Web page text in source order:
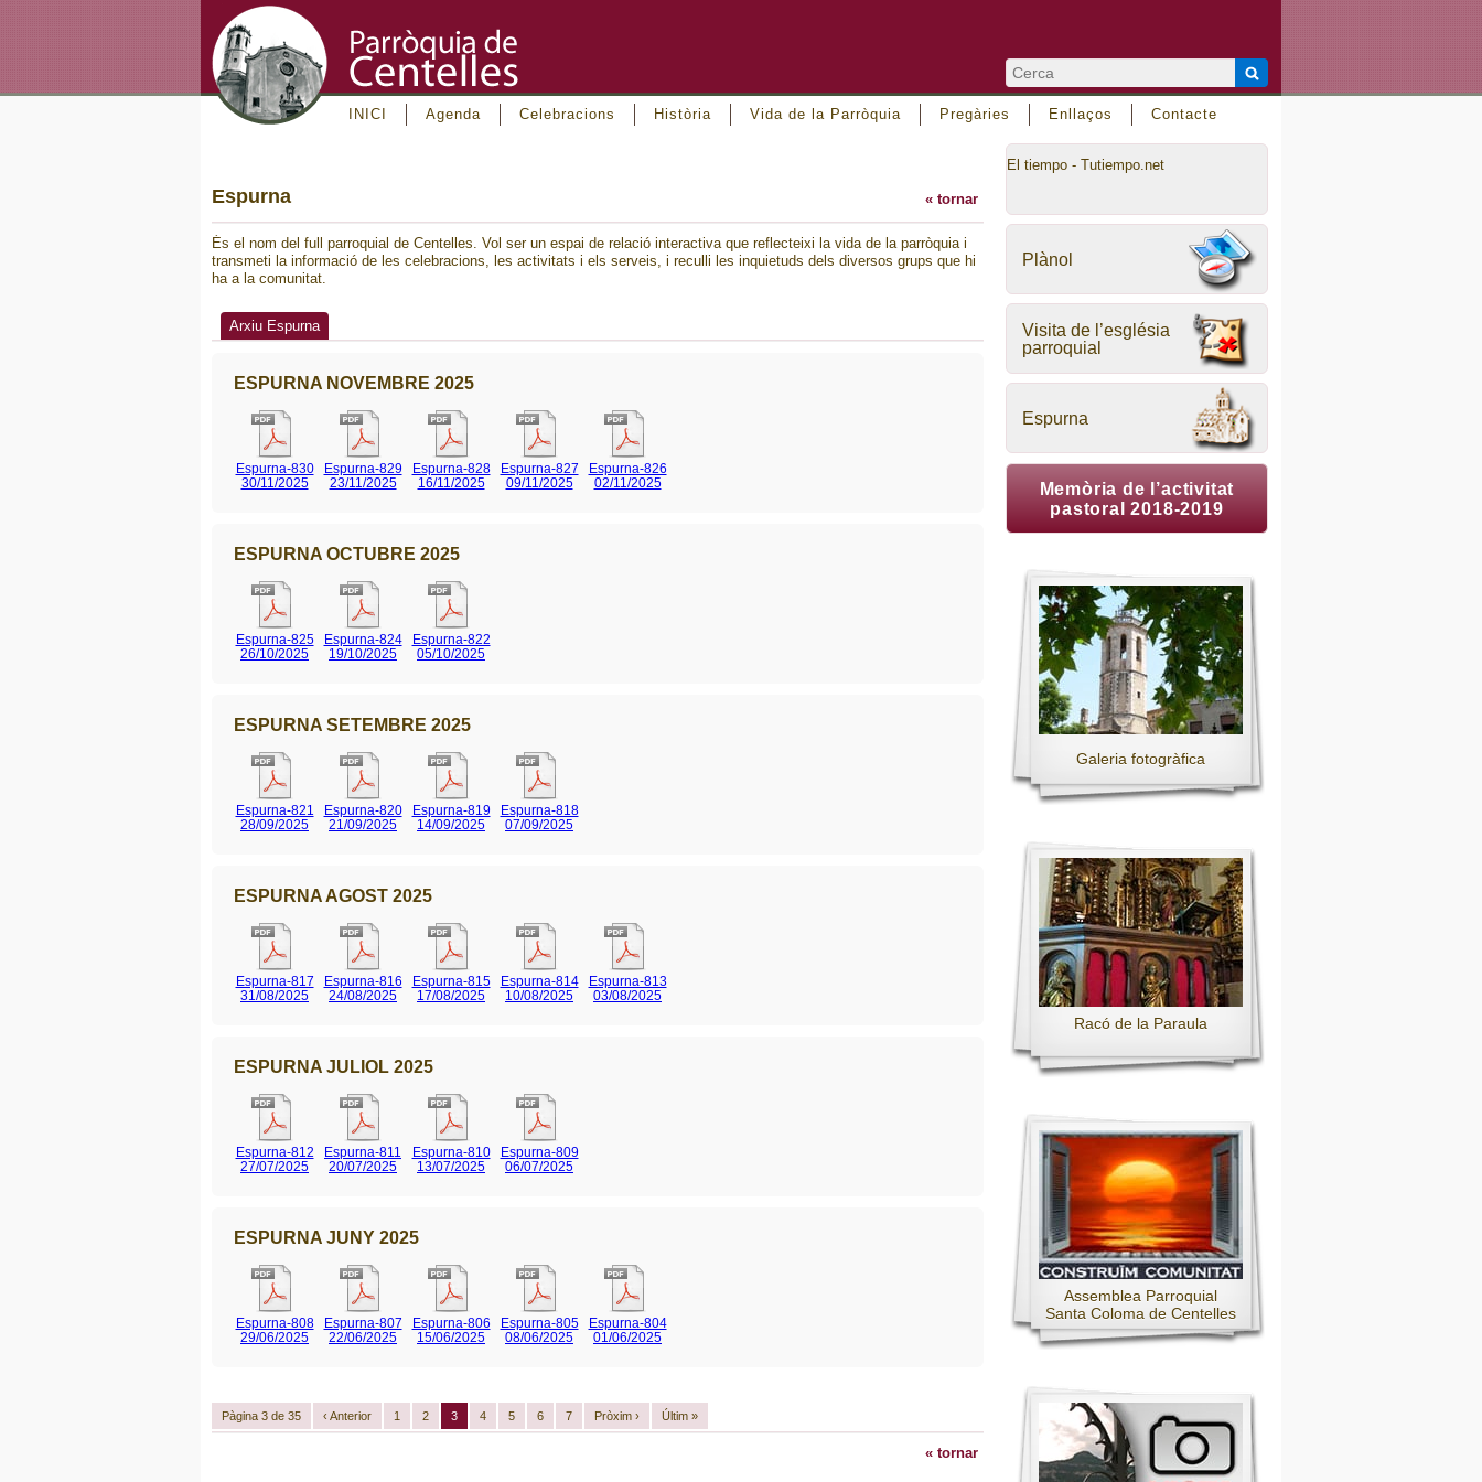
INICI Agenda Celebracions Història Vida de la Parròquia Pregàries Enllaços Contacte
Espurna « tornar
És el nom del full parroquial de Centelles. Vol ser un espai de relació interactiva que reflecteixi la vida de la parròquia i
transmeti la informació de les celebracions, les activitats i els serveis, i reculli les inquietuds dels diversos grups que hi
ha a la comunitat.
Arxiu Espurna
ESPURNA NOVEMBRE 2025
Espurna-830
30/11/2025
Espurna-829
23/11/2025
Espurna-828
16/11/2025
Espurna-827
09/11/2025
Espurna-826
02/11/2025
ESPURNA OCTUBRE 2025
Espurna-825
26/10/2025
Espurna-824
19/10/2025
Espurna-822
05/10/2025
ESPURNA SETEMBRE 2025
Espurna-821
28/09/2025
Espurna-820
21/09/2025
Espurna-819
14/09/2025
Espurna-818
07/09/2025
ESPURNA AGOST 2025
Espurna-817
31/08/2025
Espurna-816
24/08/2025
Espurna-815
17/08/2025
Espurna-814
10/08/2025
Espurna-813
03/08/2025
ESPURNA JULIOL 2025
Espurna-812
27/07/2025
Espurna-811
20/07/2025
Espurna-810
13/07/2025
Espurna-809
06/07/2025
ESPURNA JUNY 2025
Espurna-808
29/06/2025
Espurna-807
22/06/2025
Espurna-806
15/06/2025
Espurna-805
08/06/2025
Espurna-804
01/06/2025
Pàgina 3 de 35 ‹ Anterior 1 2 3 4 5 6 7 Pròxim › Últim »
« tornar
El tiempo - Tutiempo.net
Plànol
Visita de l’església
parroquial
Espurna
Memòria de l’activitat
pastoral 2018-2019
Galeria fotogràfica
Racó de la Paraula
Assemblea Parroquial
Santa Coloma de Centelles